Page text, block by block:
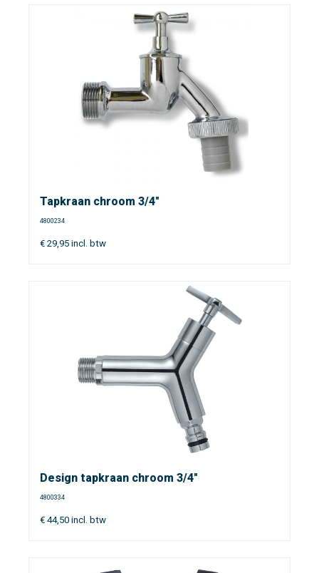
Tapkraan chroom 3/4"
4800234
€ 29,95 incl. btw
Design tapkraan chroom 3/4"
4800334
€ 44,50 incl. btw